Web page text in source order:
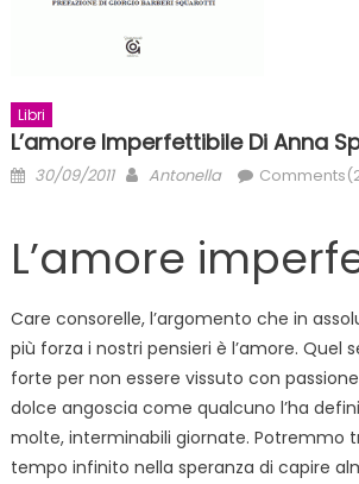
Libri
L’amore Imperfettibile Di Anna
Posted
30/09/2011 Author
Antonella
L’amore
Care consorelle, l’argomento che in
più forza i nostri pensieri è l’amore. Quel
forte per non essere vissuto con
dolce angoscia come qualcuno l’ha
molte, interminabili giornate. Potremmo
tempo infinito nella speranza di capire